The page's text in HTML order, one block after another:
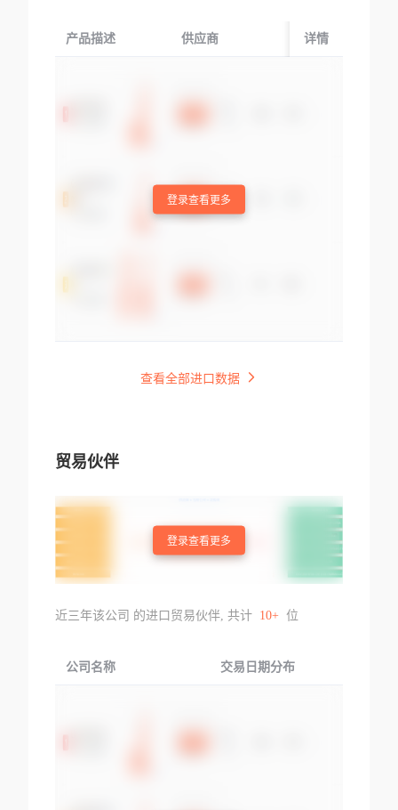
产品描述 供应商 起运国/地区
详情
登录查看更多
查看全部进口数据
贸易伙伴
登录查看更多
近三年该公司 的进口贸易伙伴, 共计 10+ 位
公司名称 交易日期分布